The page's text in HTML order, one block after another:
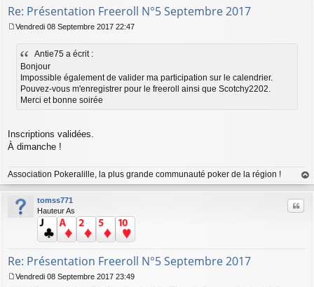
Re: Présentation Freeroll N°5 Septembre 2017
Vendredi 08 Septembre 2017 22:47
Antie75 a écrit :
Bonjour
Impossible également de valider ma participation sur le calendrier.
Pouvez-vous m'enregistrer pour le freeroll ainsi que Scotchy2202.
Merci et bonne soirée
Inscriptions validées.
À dimanche !
Association Pokeralille, la plus grande communauté poker de la région !
au
tomss771
Hauteur As
Re: Présentation Freeroll N°5 Septembre 2017
Citer
Vendredi 08 Septembre 2017 23:49